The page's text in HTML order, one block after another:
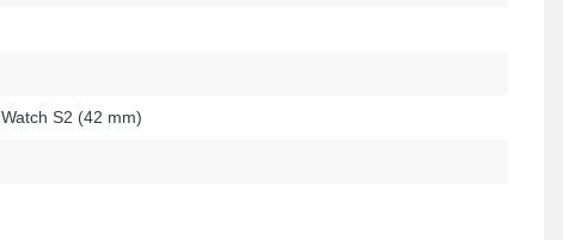
Watch S2 (42 mm)